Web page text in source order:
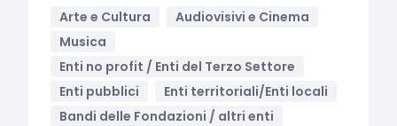
Arte e Cultura
Audiovisivi e Cinema
Musica
Enti no profit / Enti del Terzo Settore
Enti pubblici
Enti territoriali/Enti locali
Bandi delle Fondazioni / altri enti